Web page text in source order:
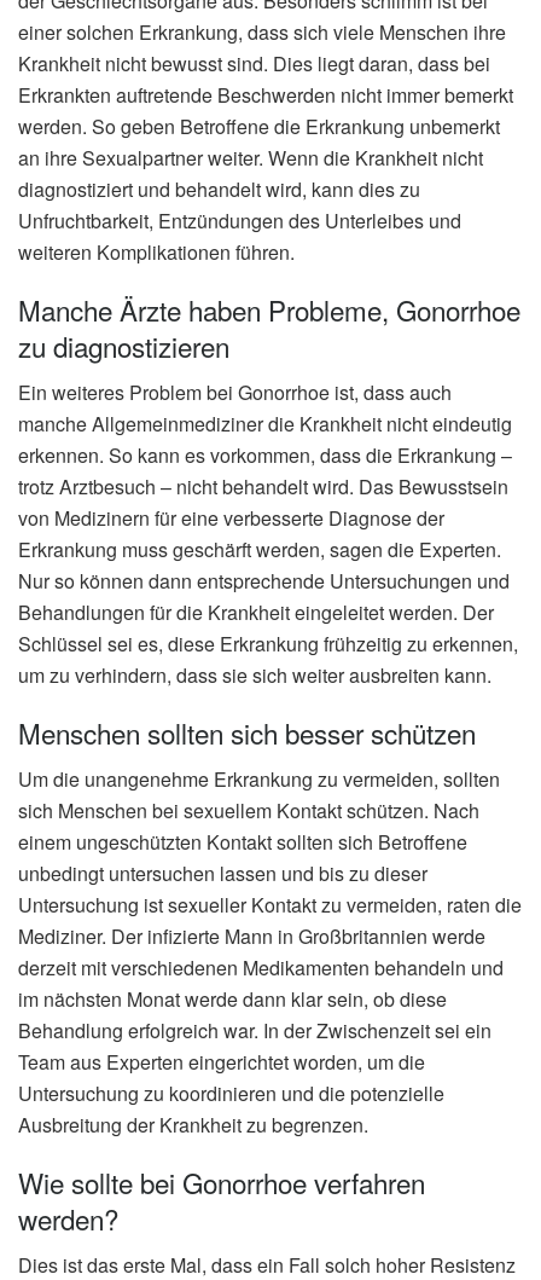
einer solchen Erkrankung, dass sich viele Menschen ihre
Krankheit nicht bewusst sind. Dies liegt daran, dass bei
Erkrankten auftretende Beschwerden nicht immer bemerkt
werden. So geben Betroffene die Erkrankung unbemerkt
an ihre Sexualpartner weiter. Wenn die Krankheit nicht
diagnostiziert und behandelt wird, kann dies zu
Unfruchtbarkeit, Entzündungen des Unterleibes und
weiteren Komplikationen führen.
Manche Ärzte haben Probleme, Gonorrhoe
zu diagnostizieren
Ein weiteres Problem bei Gonorrhoe ist, dass auch
manche Allgemeinmediziner die Krankheit nicht eindeutig
erkennen. So kann es vorkommen, dass die Erkrankung –
trotz Arztbesuch – nicht behandelt wird. Das Bewusstsein
von Medizinern für eine verbesserte Diagnose der
Erkrankung muss geschärft werden, sagen die Experten.
Nur so können dann entsprechende Untersuchungen und
Behandlungen für die Krankheit eingeleitet werden. Der
Schlüssel sei es, diese Erkrankung frühzeitig zu erkennen,
um zu verhindern, dass sie sich weiter ausbreiten kann.
Menschen sollten sich besser schützen
Um die unangenehme Erkrankung zu vermeiden, sollten
sich Menschen bei sexuellem Kontakt schützen. Nach
einem ungeschützten Kontakt sollten sich Betroffene
unbedingt untersuchen lassen und bis zu dieser
Untersuchung ist sexueller Kontakt zu vermeiden, raten die
Mediziner. Der infizierte Mann in Großbritannien werde
derzeit mit verschiedenen Medikamenten behandeln und
im nächsten Monat werde dann klar sein, ob diese
Behandlung erfolgreich war. In der Zwischenzeit sei ein
Team aus Experten eingerichtet worden, um die
Untersuchung zu koordinieren und die potenzielle
Ausbreitung der Krankheit zu begrenzen.
Wie sollte bei Gonorrhoe verfahren
werden?
Dies ist das erste Mal, dass ein Fall solch hoher Resistenz